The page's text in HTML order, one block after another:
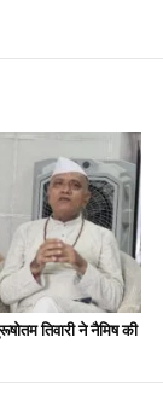
तिवारी ने नैमिष की